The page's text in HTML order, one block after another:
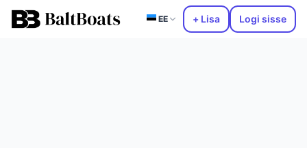
EE + Lisa Logi sisse